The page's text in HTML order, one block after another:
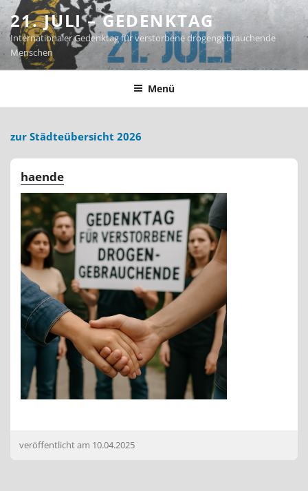
Zum
Inhalt
springen
21. JULI – GEDENKTAG
Internationaler Gedenktag für verstorbene drogengebrauchende
Menschen
Menü
zur Städteübersicht 2026
haende
veröffentlicht am 10.04.2025